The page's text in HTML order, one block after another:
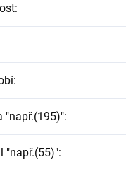
:
:
"např.(195)":
"např.(55)":